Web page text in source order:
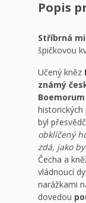
Popis
Stříbrná
špičkovou
Učený kněz
známý
Boemorum
historických
byl
obklíčený
zdá, jako
Čecha a
vládnoucí
narážkami
dovedou